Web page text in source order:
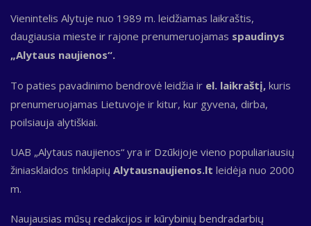
Vienintelis Alytuje nuo 1989 m. leidžiamas laikraštis,
daugiausia mieste ir rajone prenumeruojamas spaudinys
„Alytaus naujienos“.
To paties pavadinimo bendrovė leidžia ir el. laikraštį, kuris
prenumeruojamas Lietuvoje ir kitur, kur gyvena, dirba,
poilsiauja alytiškiai.
UAB „Alytaus naujienos“ yra ir Dzūkijoje vieno populiariausių
žiniasklaidos tinklapių Alytausnaujienos.lt leidėja nuo 2000
m.
Naujausias mūsų redakcijos ir kūrybinių bendradarbių